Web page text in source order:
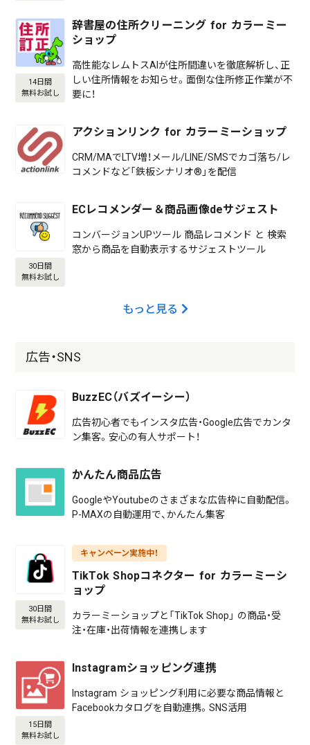
14日間
無料お試し
辞書屋の住所クリーニング for カラーミー
ショップ
高性能なレムトスAIが住所間違いを徹底解析し、正
しい住所情報をお知らせ。面倒な住所修正作業が不
要に！
アクションリンク for カラーミーショップ
CRM/MAでLTV増！メール/LINE/SMSでカゴ落ち/レ
コメンドなど「鉄板シナリオ®」を配信
30日間
無料お試し
ECレコメンダー＆商品画像deサジェスト
コンバージョンUPツール 商品レコメンド と 検索
窓から商品を自動表示するサジェストツール
もっと見る
広告・SNS
BuzzEC（バズイーシー）
広告初心者でもインスタ広告・Google広告でカンタ
ン集客。安心の有人サポート！
かんたん商品広告
GoogleやYoutubeのさまざまな広告枠に自動配信。
P-MAXの自動運用で、かんたん集客
30日間
無料お試し
キャンペーン実施中！
TikTok Shopコネクター for カラーミーシ
ョップ
カラーミーショップと「TikTok Shop」 の商品・受
注・在庫・出荷情報を連携します
15日間
無料お試し
Instagramショッピング連携
Instagram ショッピング利用に必要な商品情報と
Facebookカタログを自動連携。SNS活用